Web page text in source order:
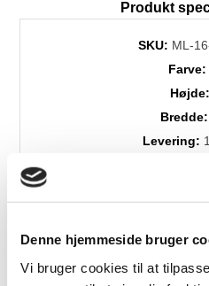
Denne hjemmeside bruger
Vi bruger cookies til at
Produkt
SKU: ML-
Farve:
Højde:
Bredde:
Levering:
Relaterede